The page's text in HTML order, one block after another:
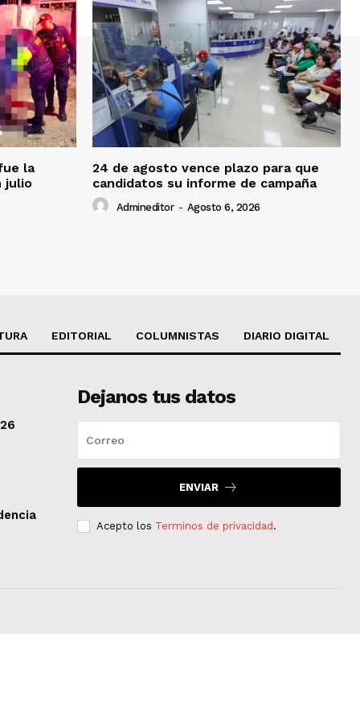
la
julio
24 de agosto vence plazo para que
candidatos su informe de campaña
Admineditor - Agosto 6, 2026
EDITORIAL COLUMNISTAS DIARIO DIGITAL
Dejanos tus datos
ENVIAR
Acepto los Terminos de privacidad .